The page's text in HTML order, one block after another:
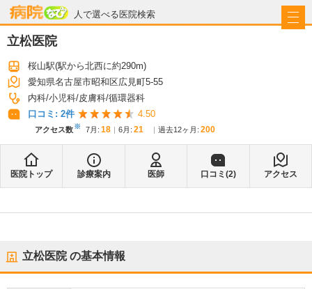
人で選べる医院検索
病院なび
立松医院
桜山駅(駅から北西に約290m)
愛知県名古屋市昭和区広見町5-55
内科 小児科 皮膚科 循環器科
口コミ: 2件 4.50
アクセス数※ 7月 : 18 6月 : 21 過去12ヶ月: 200
医院トップ 診療案内 医師 口コミ(2) アクセス
立松医院の基本情報